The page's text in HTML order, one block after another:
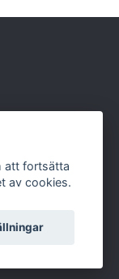
att fortsätta
av cookies.